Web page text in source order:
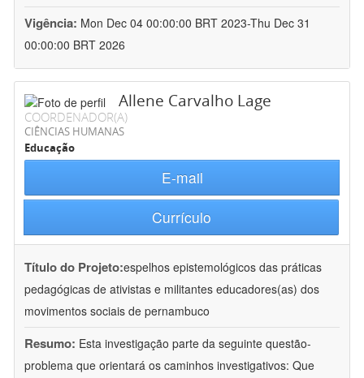
Vigência: Mon Dec 04 00:00:00 BRT 2023-Thu Dec 31
00:00:00 BRT 2026
Allene Carvalho Lage
COORDENADOR(A)
CIÊNCIAS HUMANAS
Educação
E-mail
Currículo
Título do Projeto:espelhos epistemológicos das práticas
pedagógicas de ativistas e militantes educadores(as) dos
movimentos sociais de pernambuco
Resumo: Esta investigação parte da seguinte questão-
problema que orientará os caminhos investigativos: Que